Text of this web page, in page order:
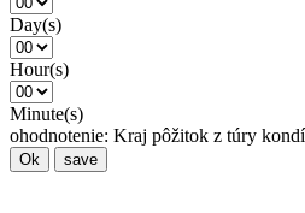
Day(s)
Hour(s)
Minute(s)
ohodnotenie: Kraj pôžitok z túry
Ok save